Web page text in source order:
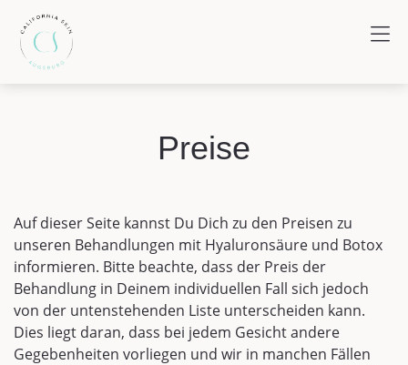
Preise
Auf dieser Seite kannst Du Dich zu den Preisen zu
unseren Behandlungen mit Hyaluronsäure und Botox
informieren. Bitte beachte, dass der Preis der
Behandlung in Deinem individuellen Fall sich jedoch
von der untenstehenden Liste unterscheiden kann.
Dies liegt daran, dass bei jedem Gesicht andere
Gegebenheiten vorliegen und wir in manchen Fällen